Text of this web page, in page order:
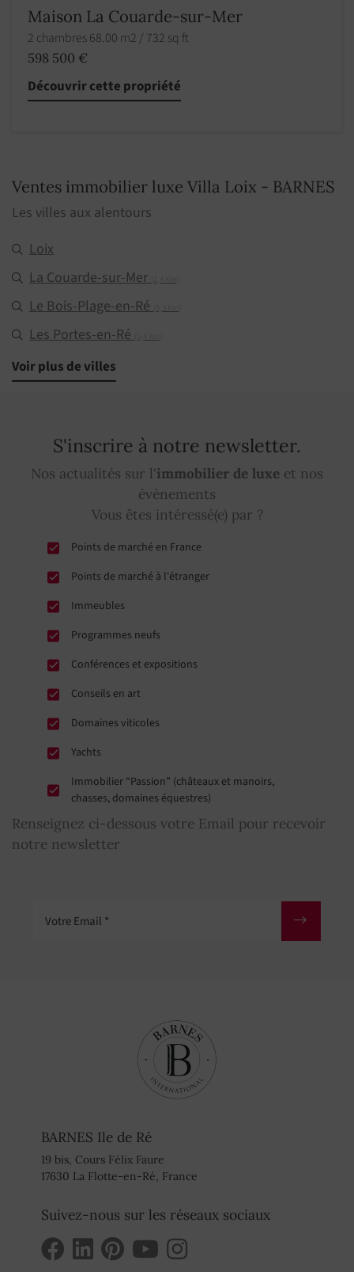
Maison La Couarde-sur-Mer
2 chambres 68.00 m2 / 732 sq ft
598 500 €
Découvrir cette propriété
Ventes immobilier luxe Villa Loix - BARNES
Les villes aux alentours
Loix
La Couarde-sur-Mer
Le Bois-Plage-en-Ré
Les Portes-en-Ré
Saint-Martin-de-Ré
Rivedoux-Plage(13,1 Km)
La Flotte(13,3 Km)
Voir plus de villes
S'inscrire à notre newsletter.
Nos actualités sur l'immobilier de luxe et nos
évènements
Vous êtes intéressé(e) par ?
Points de marché en France
Points de marché à l'étranger
Immeubles
Programmes neufs
Conférences et expositions
Conseils en art
Domaines viticoles
Yachts
Immobilier “Passion” (châteaux et manoirs,
chasses, domaines équestres)
Renseignez ci-dessous votre Email pour recevoir
notre newsletter
BARNES Ile de Ré
19 bis, Cours Félix Faure
17630 La Flotte-en-Ré, France
Suivez-nous sur les réseaux sociaux